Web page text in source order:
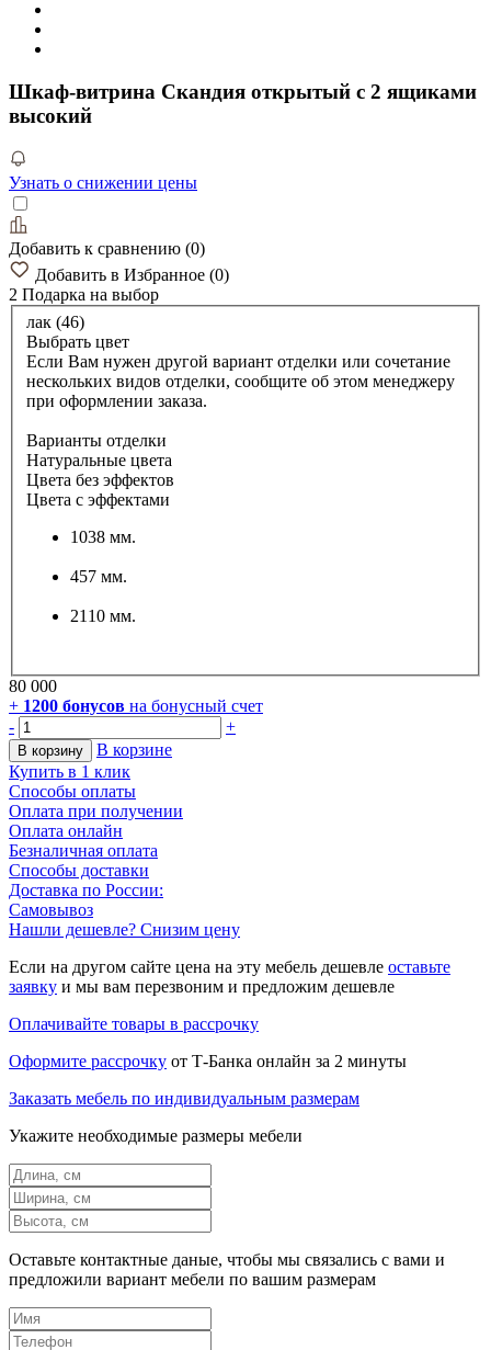
Шкаф-витрина Скандия открытый с 2 ящиками
высокий
Узнать о снижении цены
Добавить к сравнению (0)
Добавить в Избранное (0)
2 Подарка на выбор
лак (46)
Выбрать цвет
Если Вам нужен другой вариант отделки или сочетание
нескольких видов отделки, сообщите об этом менеджеру
при оформлении заказа.
Варианты отделки
Натуральные цвета
Цвета без эффектов
Цвета с эффектами
1038 мм.
457 мм.
2110 мм.
80 000
+ 1200 бонусов на бонусный счет
-
+
В корзину
В корзине
Купить в 1 клик
Способы оплаты
Оплата при получении
Оплата онлайн
Безналичная оплата
Способы доставки
Доставка по России:
Самовывоз
Нашли дешевле? Снизим цену
Если на другом сайте цена на эту мебель дешевле оставьте
заявку и мы вам перезвоним и предложим дешевле
Оплачивайте товары в рассрочку
Оформите рассрочку от Т-Банка онлайн за 2 минуты
Заказать мебель по индивидуальным размерам
Укажите необходимые размеры мебели
Оставьте контактные даные, чтобы мы связались с вами и
предложили вариант мебели по вашим размерам